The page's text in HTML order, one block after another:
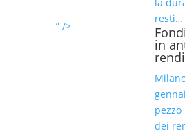
resti…
” />
in
dei